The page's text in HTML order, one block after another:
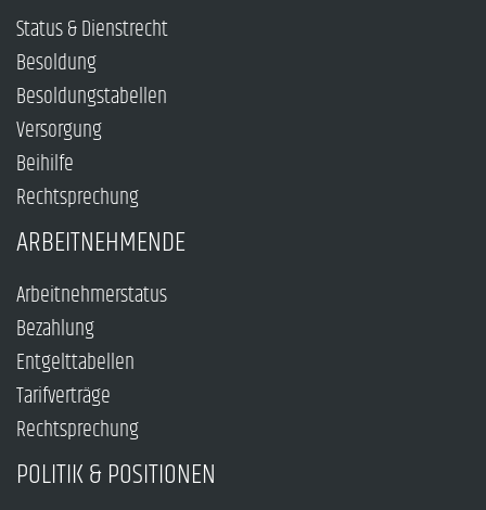
Status & Dienstrecht
Besoldung
Besoldungstabellen
Versorgung
Beihilfe
Rechtsprechung
ARBEITNEHMENDE
Arbeitnehmerstatus
Bezahlung
Entgelttabellen
Tarifverträge
Rechtsprechung
POLITIK & POSITIONEN